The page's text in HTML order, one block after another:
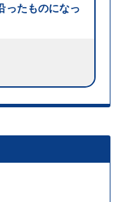
ったものになっ